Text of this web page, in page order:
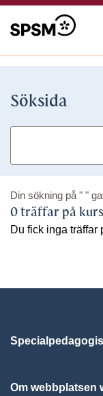
Söksida
Din sökning på " "
0 träffar på
Du fick inga träffar
Om webbplatsen